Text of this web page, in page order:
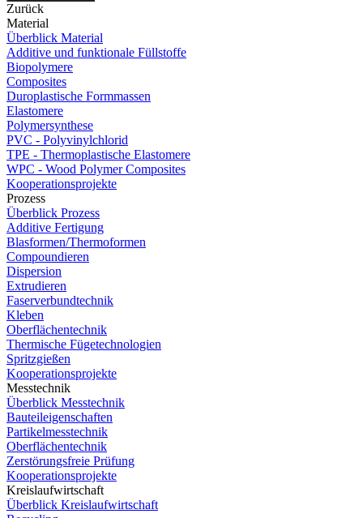
Zurück
Material
Überblick Material
Additive und funktionale Füllstoffe
Biopolymere
Composites
Duroplastische Formmassen
Elastomere
Polymersynthese
PVC - Polyvinylchlorid
TPE - Thermoplastische Elastomere
WPC - Wood Polymer Composites
Kooperationsprojekte
Prozess
Überblick Prozess
Additive Fertigung
Blasformen/Thermoformen
Compoundieren
Dispersion
Extrudieren
Faserverbundtechnik
Kleben
Oberflächentechnik
Thermische Fügetechnologien
Spritzgießen
Kooperationsprojekte
Messtechnik
Überblick Messtechnik
Bauteileigenschaften
Partikelmesstechnik
Oberflächentechnik
Zerstörungsfreie Prüfung
Kooperationsprojekte
Kreislaufwirtschaft
Überblick Kreislaufwirtschaft